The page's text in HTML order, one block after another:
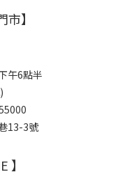
】
午6點半
13-3號
】